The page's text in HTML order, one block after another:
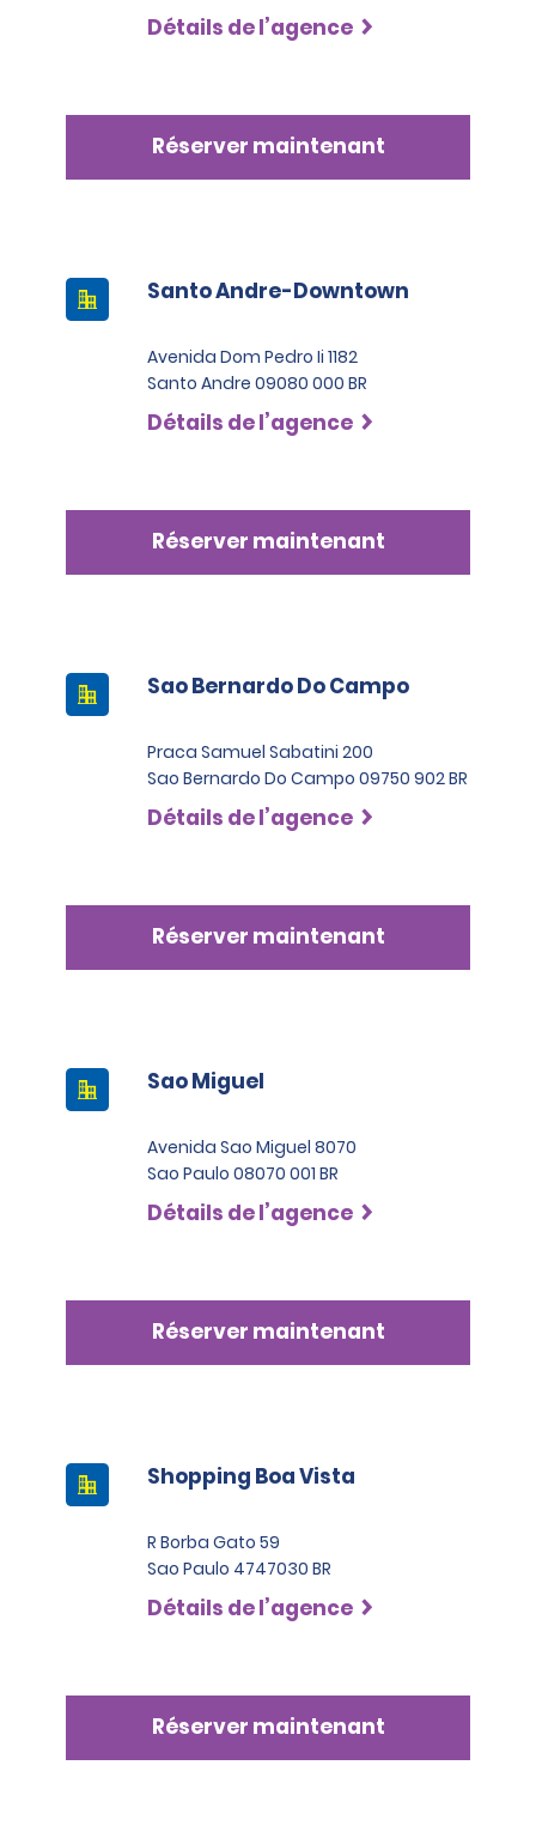
Détails de l’agence
Réserver maintenant
Santo Andre-Downtown
Avenida Dom Pedro Ii 1182
Santo Andre 09080 000 BR
Détails de l’agence
Réserver maintenant
Sao Bernardo Do Campo
Praca Samuel Sabatini 200
Sao Bernardo Do Campo 09750 902 BR
Détails de l’agence
Réserver maintenant
Sao Miguel
Avenida Sao Miguel 8070
Sao Paulo 08070 001 BR
Détails de l’agence
Réserver maintenant
Shopping Boa Vista
R Borba Gato 59
Sao Paulo 4747030 BR
Détails de l’agence
Réserver maintenant